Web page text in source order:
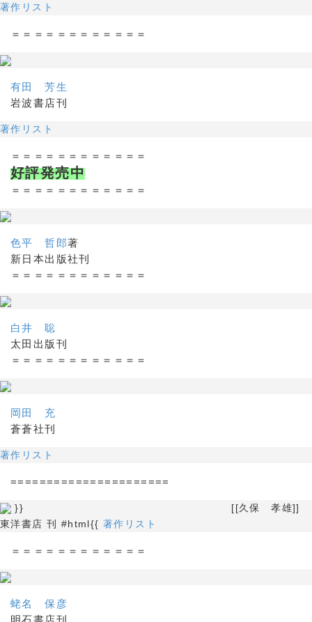
著作リスト
＝＝＝＝＝＝＝＝＝＝＝＝
有田 芳生
岩波書店刊
著作リスト
＝＝＝＝＝＝＝＝＝＝＝＝
好評発売中
＝＝＝＝＝＝＝＝＝＝＝＝
色平 哲郎著
新日本出版社刊
＝＝＝＝＝＝＝＝＝＝＝＝
白井 聡
太田出版刊
＝＝＝＝＝＝＝＝＝＝＝＝
岡田 充
蒼蒼社刊
著作リスト
======================
}} [[久保 孝雄]]
東洋書店 刊 #html{{ 著作リスト
＝＝＝＝＝＝＝＝＝＝＝＝
蛯名 保彦
明石書店刊